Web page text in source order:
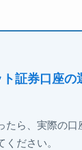
ト証券口座
たら、実際の口
ください。